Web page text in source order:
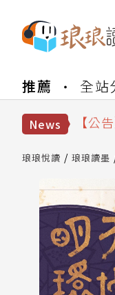
推薦 全站
News
【公
【公
【公
琅琅悅讀 琅琅讀墨